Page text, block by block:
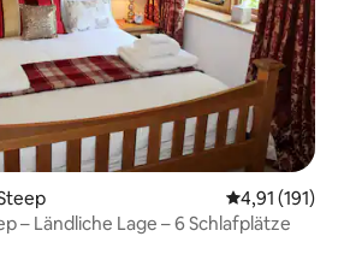
4,91 (191)
– Ländliche Lage – 6 Schlafplätze